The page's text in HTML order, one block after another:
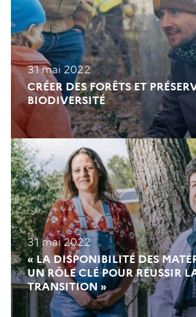
CRÉER DES FORÊTS ET
BIODIVERSITÉ
31 mai 2022
« LA DISPONIBILITÉ DES
UN RÔLE CLÉ POUR RÉUSSIR
TRANSITION »
31 mai 2022